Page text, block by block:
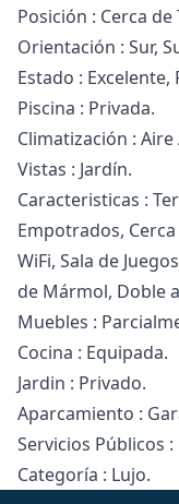
Posición : Cerca
Orientación : Sur,
Estado :
Piscina : Privada.
Climatización :
Vistas : Jardín.
Caracteristicas :
Empotrados,
‌WiFi, ‌Sala ‌de
de ‌Mármol, ‌Doble
Muebles :
Cocina ‌: ‌Equipada.
Jardin ‌: Privado.
Aparcamiento ‌:
Servicios ‌Públicos
Categoría ‌: ‌Lujo.